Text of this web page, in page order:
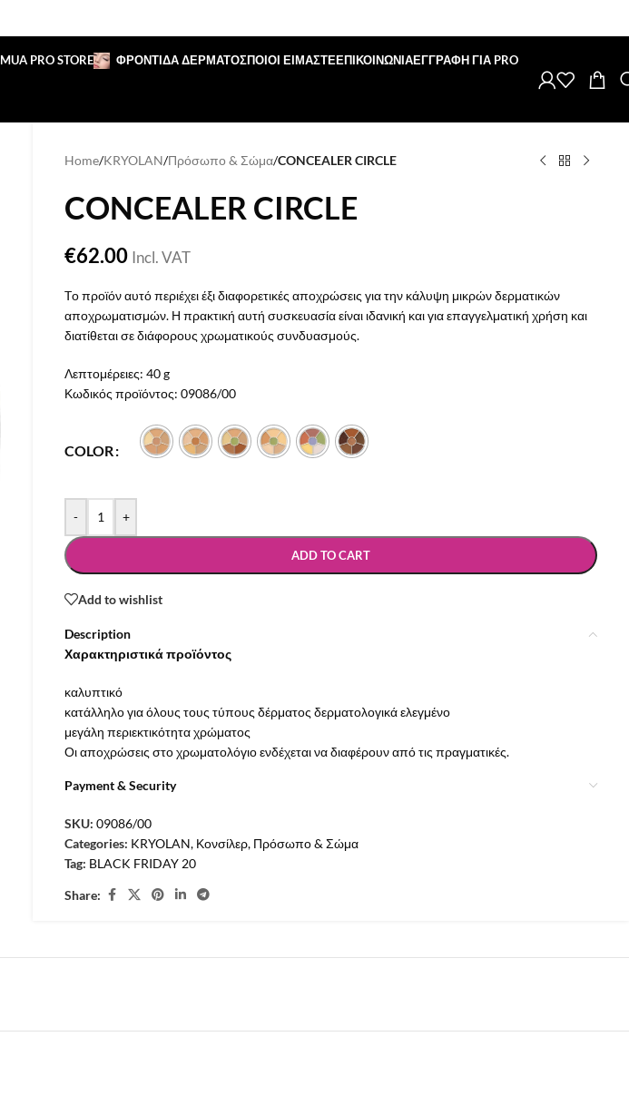
MUA PRO STORE ΦΡΟΝΤΙΔΑ ΔΕΡΜΑΤΟΣΠΟΙΟΙ ΕΙΜΑΣΤΕΕΠΙΚΟΙΝΩΝΙΑΕΓΓΡΑΦΗ ΓΙΑ PRO
Home/KRYOLAN/Πρόσωπο & Σώμα/CONCEALER CIRCLE
CONCEALER CIRCLE
€62.00 Incl. VAT
Tο προϊόν αυτό περιέχει έξι διαφορετικές αποχρώσεις για την κάλυψη μικρών δερματικών
αποχρωματισμών. Η πρακτική αυτή συσκευασία είναι ιδανική και για επαγγελματική χρήση και
διατίθεται σε διάφορους χρωματικούς συνδυασμούς.
Λεπτομέρειες: 40 g
Κωδικός προϊόντος: 09086/00
COLOR
- +
ADD TO CART
Add to wishlist
Description
Χαρακτηριστικά προϊόντος
καλυπτικό
κατάλληλο για όλους τους τύπους δέρματος δερματολογικά ελεγμένο
μεγάλη περιεκτικότητα χρώματος
Οι αποχρώσεις στο χρωματολόγιο ενδέχεται να διαφέρουν από τις πραγματικές.
Payment & Security
SKU: 09086/00
Categories: KRYOLAN, Κονσίλερ, Πρόσωπο & Σώμα
Tag: BLACK FRIDAY 20
Share: